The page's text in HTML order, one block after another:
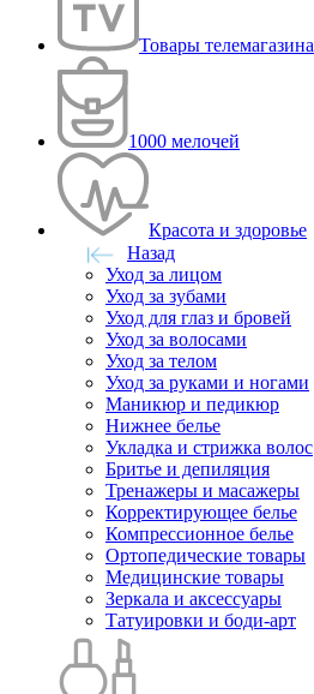
Товары телемагазина
1000 мелочей
Красота и здоровье
Назад
Уход за лицом
Уход за зубами
Уход для глаз и бровей
Уход за волосами
Уход за телом
Уход за руками и ногами
Маникюр и педикюр
Нижнее белье
Укладка и стрижка волос
Бритье и депиляция
Тренажеры и масажеры
Корректирующее белье
Компрессионное белье
Ортопедические товары
Медицинские товары
Зеркала и аксессуары
Татуировки и боди-арт